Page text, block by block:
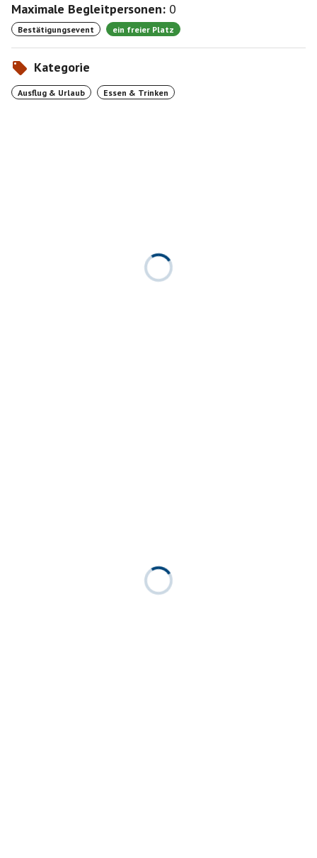
Maximale Begleitpersonen: 0
Bestätigungsevent ein freier Platz
Kategorie
Ausflug & Urlaub Essen & Trinken